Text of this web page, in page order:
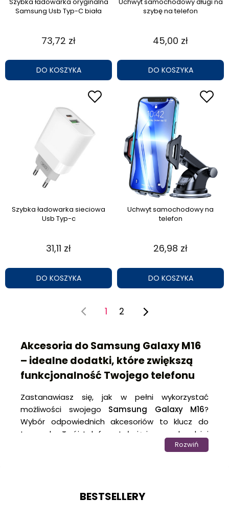
Samsung Usb Typ-C biała
73,72 zł
DO KOSZYKA
szybę na telefon
45,00 zł
DO KOSZYKA
Szybka ładowarka sieciowa
Usb Typ-c
31,11 zł
DO KOSZYKA
Uchwyt samochodowy na
telefon
26,98 zł
DO KOSZYKA
1 2
Akcesoria do Samsung Galaxy M16
– idealne dodatki, które zwiększą
funkcjonalność Twojego telefonu
Zastanawiasz się, jak w pełni wykorzystać
możliwości swojego Samsung Galaxy M16?
Wybór odpowiednich akcesoriów to klucz do
tego, aby Twój telefon stał się jeszcze bardziej
funkcjonalny i dostosowany do Twoich potrzeb.
sprawiają, że staje się on wszechstronnym
Rozwiń
BESTSELLERY